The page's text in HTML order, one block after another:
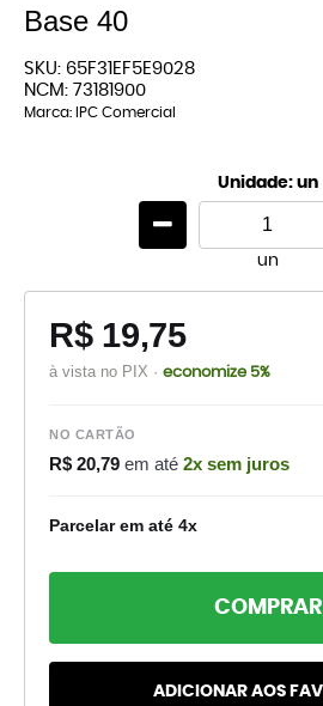
Base 40
SKU: 65F31EF5E9028
NCM: 73181900
Marca: IPC Comercial
Unidade: un
un
R$ 19,75
à vista no PIX · economize 5%
NO CARTÃO
R$ 20,79 em até 2x sem juros
Parcelar em até 4x
COMPRAR
ADICIONAR AOS